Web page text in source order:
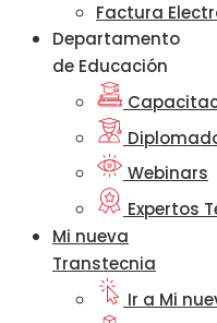
Factura
Departamento
de Educación
Webinars
Expertos
Mi nueva
Transtecnia
Ir a Mi